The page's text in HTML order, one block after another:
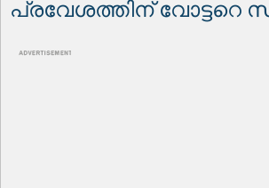
പ്രവേശത്തിന് വോട്ടറെ